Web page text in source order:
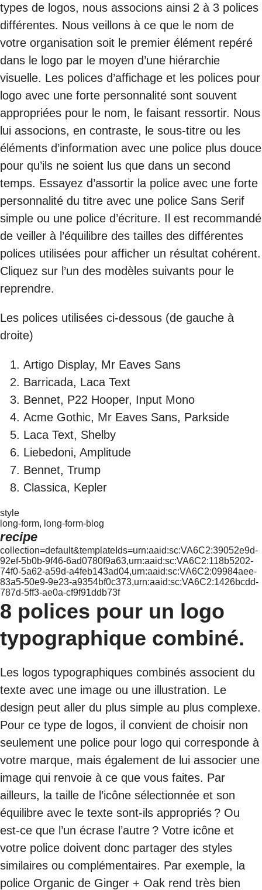
types de logos, nous associons ainsi 2 à 3 polices
différentes. Nous veillons à ce que le nom de
votre organisation soit le premier élément repéré
dans le logo par le moyen d’une hiérarchie
visuelle. Les polices d’affichage et les polices pour
logo avec une forte personnalité sont souvent
appropriées pour le nom, le faisant ressortir. Nous
lui associons, en contraste, le sous-titre ou les
éléments d’information avec une police plus douce
pour qu’ils ne soient lus que dans un second
temps. Essayez d’assortir la police avec une forte
personnalité du titre avec une police Sans Serif
simple ou une police d’écriture. Il est recommandé
de veiller à l’équilibre des tailles des différentes
polices utilisées pour afficher un résultat cohérent.
Cliquez sur l’un des modèles suivants pour le
reprendre.
Les polices utilisées ci-dessous (de gauche à
droite)
Artigo Display, Mr Eaves Sans
Barricada, Laca Text
Bennet, P22 Hooper, Input Mono
Acme Gothic, Mr Eaves Sans, Parkside
Laca Text, Shelby
Liebedoni, Amplitude
Bennet, Trump
Classica, Kepler
style
long-form, long-form-blog
recipe
collection=default&templateIds=urn:aaid:sc:VA6C2:39052e9d-
92ef-5b0b-9f46-6ad0780f9a63,urn:aaid:sc:VA6C2:118b5202-
74f0-5a62-a59d-a4feb143ad04,urn:aaid:sc:VA6C2:09984aee-
83a5-50e9-9e23-a9354bf0c373,urn:aaid:sc:VA6C2:1426bcdd-
787d-5ff3-ae0a-cf9f91ddb73f
8 polices pour un logo
typographique combiné.
Les logos typographiques combinés associent du
texte avec une image ou une illustration. Le
design peut aller du plus simple au plus complexe.
Pour ce type de logos, il convient de choisir non
seulement une police pour logo qui corresponde à
votre marque, mais également de lui associer une
image qui renvoie à ce que vous faites. Par
ailleurs, la taille de l’icône sélectionnée et son
équilibre avec le texte sont-ils appropriés ? Ou
est-ce que l’un écrase l’autre ? Votre icône et
votre police doivent donc partager des styles
similaires ou complémentaires. Par exemple, la
police Organic de Ginger + Oak rend très bien